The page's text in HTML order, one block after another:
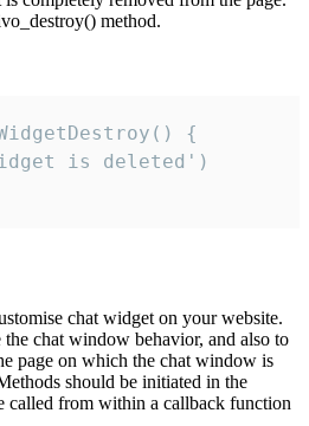
method.
{
is deleted')
chat widget on your website.
the chat window behavior, and also to
page on which the chat window is
should be initiated in the
called from within a callback function